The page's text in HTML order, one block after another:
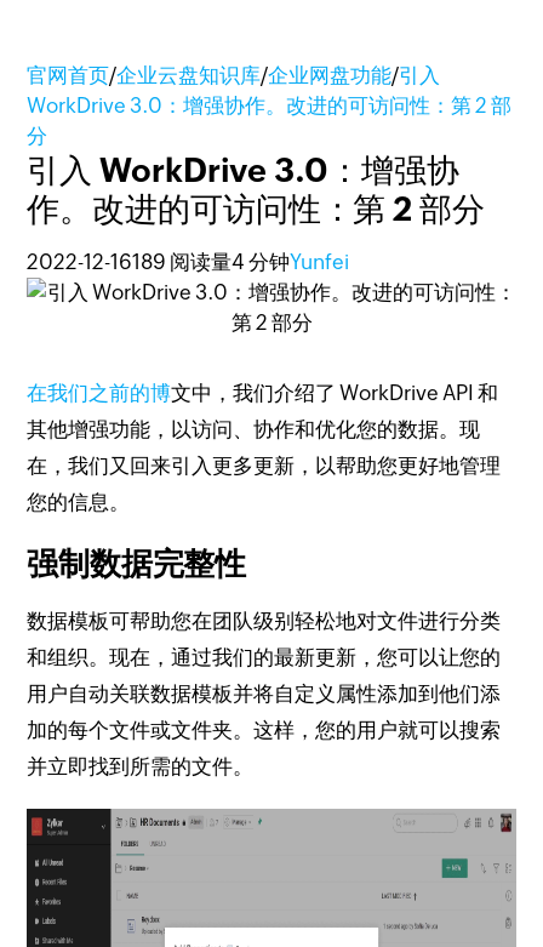
官网首页/企业云盘知识库/企业网盘功能/引入
WorkDrive 3.0：增强协作。改进的可访问性：第 2 部
分
引入 WorkDrive 3.0：增强协
作。改进的可访问性：第 2 部分
2022-12-16189 阅读量4 分钟Yunfei
在我们之前的博文中，我们介绍了 WorkDrive API 和
其他增强功能，以访问、协作和优化您的数据。现
在，我们又回来引入更多更新，以帮助您更好地管理
您的信息。
强制数据完整性
数据模板可帮助您在团队级别轻松地对文件进行分类
和组织。现在，通过我们的最新更新，您可以让您的
用户自动关联数据模板并将自定义属性添加到他们添
加的每个文件或文件夹。这样，您的用户就可以搜索
并立即找到所需的文件。